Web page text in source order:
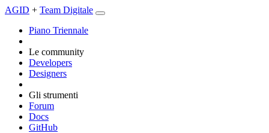
AGID + Team Digitale
Piano Triennale
Le community
Developers
Designers
Gli strumenti
Forum
Docs
GitHub